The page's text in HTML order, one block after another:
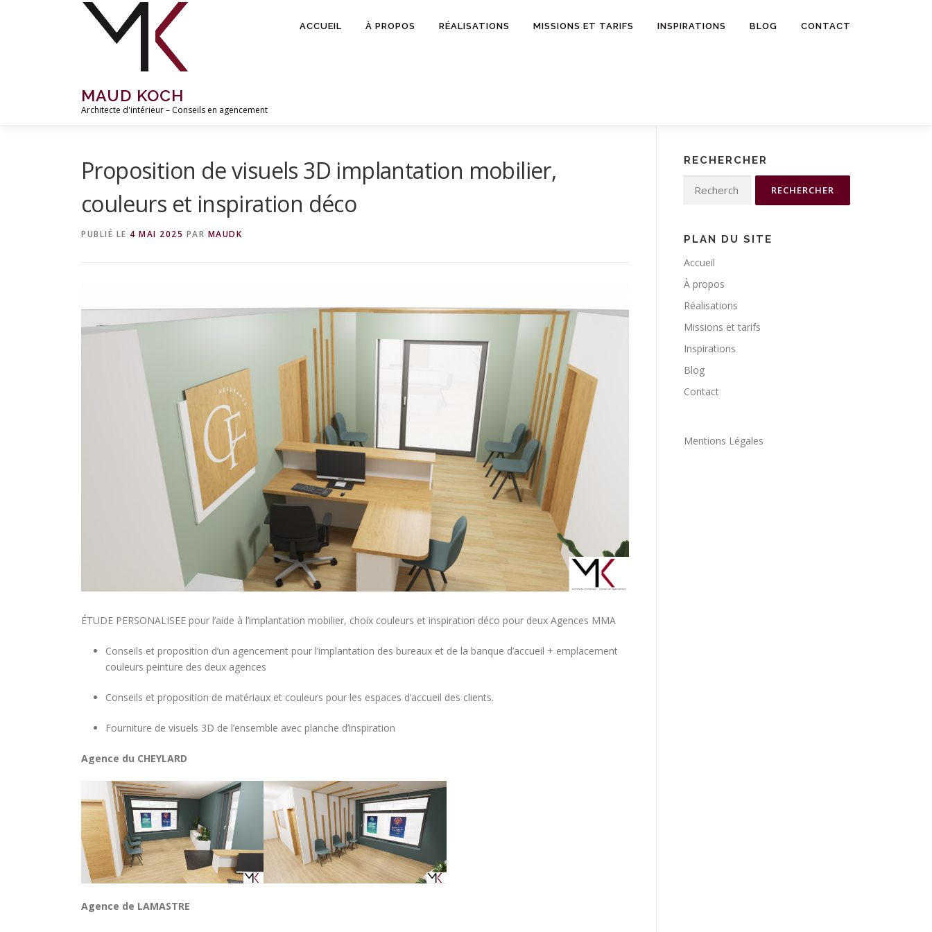
MAUD KOCH
Architecte d'intérieur – Conseils en agencement
ACCUEIL À PROPOS RÉALISATIONS MISSIONS ET TARIFS INSPIRATIONS BLOG CONTACT
Proposition de visuels 3D implantation mobilier,
couleurs et inspiration déco
PUBLIÉ LE 4 MAI 2025 PAR MAUDK
ÉTUDE PERSONALISEE pour l’aide à l’implantation mobilier, choix couleurs et inspiration déco pour deux Agences MMA
Conseils et proposition d’un agencement pour l’implantation des bureaux et de la banque d’accueil + emplacement
couleurs peinture des deux agences
Conseils et proposition de matériaux et couleurs pour les espaces d’accueil des clients.
Fourniture de visuels 3D de l’ensemble avec planche d’inspiration
Agence du CHEYLARD
Agence de LAMASTRE
RECHERCHER
PLAN DU SITE
Accueil
À propos
Réalisations
Missions et tarifs
Inspirations
Blog
Contact
Mentions Légales